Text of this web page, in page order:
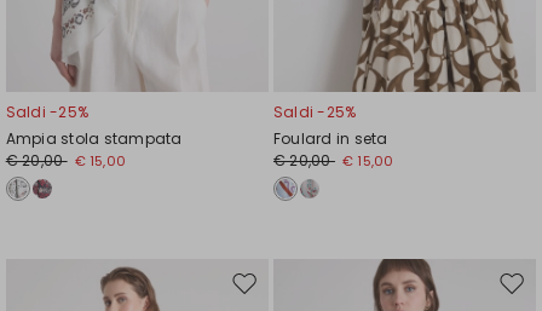
Saldi -25%
Ampia stola stampata
€ 20,00 € 15,00
Saldi -25%
Foulard in seta
€ 20,00 € 15,00
Sposta